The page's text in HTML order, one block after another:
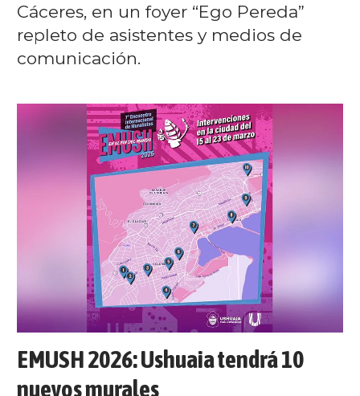
Cáceres, en un foyer “Ego Pereda”
repleto de asistentes y medios de
comunicación.
EMUSH 2026: Ushuaia tendrá 10
nuevos murales